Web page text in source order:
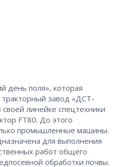
день поля», которая
завод «ДСТ-
линейке спецтехники
FT80. До этого
промышленные машины.
для выполнения
работ общего
обработки почвы.